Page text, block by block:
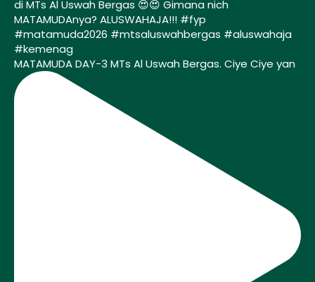
MATAMUDA DAY-3 MTs Al Uswah Bergas. Ciye Ciye yan